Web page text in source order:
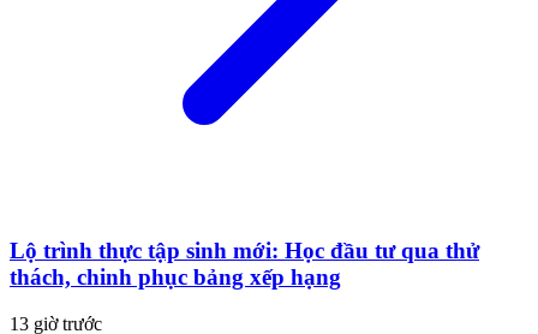
Lộ trình thực tập sinh mới: Học đầu tư qua thử
thách, chinh phục bảng xếp hạng
13 giờ trước